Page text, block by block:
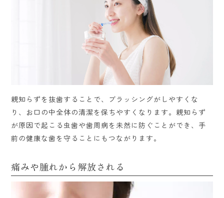
親知らずを抜歯することで、ブラッシングがしやすくな
り、お口の中全体の清潔を保ちやすくなります。親知らず
が原因で起こる虫歯や歯周病を未然に防ぐことができ、手
前の健康な歯を守ることにもつながります。
痛みや腫れから解放される